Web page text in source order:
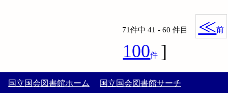
71件中 41 - 60 件目 ≪前
100件 ]
国立国会図書館ホーム 国立国会図書館サーチ